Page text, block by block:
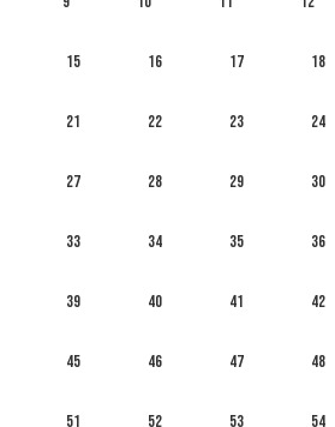
15 16 17 18
21 22 23 24
27 28 29 30
33 34 35 36
39 40 41 42
45 46 47 48
51 52 53 54